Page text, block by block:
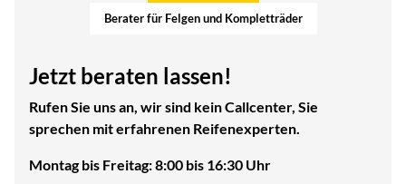
Berater für Felgen und Kompletträder
Jetzt beraten lassen!
Rufen Sie uns an, wir sind kein Callcenter, Sie
sprechen mit erfahrenen Reifenexperten.
Montag bis Freitag: 8:00 bis 16:30 Uhr